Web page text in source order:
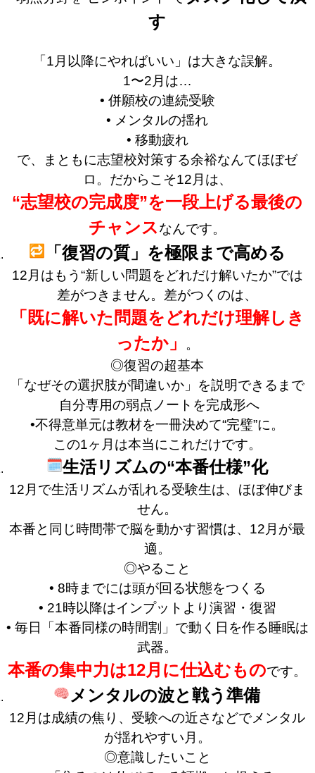
す
「1月以降にやればいい」は大きな誤解。
1〜2月は…
• 併願校の連続受験
• メンタルの揺れ
• 移動疲れ
で、まともに志望校対策する余裕なんてほぼゼ
ロ。だからこそ12月は、
“志望校の完成度”を一段上げる最後の
チャンスなんです。
「復習の質」を極限まで高める
12月はもう“新しい問題をどれだけ解いたか”では
差がつきません。差がつくのは、
「既に解いた問題をどれだけ理解しき
ったか」
。
◎復習の超基本
「なぜその選択肢が間違いか」を説明できるまで
自分専用の弱点ノートを完成形へ
•不得意単元は教材を一冊決めて“完璧”に。
この1ヶ月は本当にこれだけです。
生活リズムの“本番仕様”化
12月で生活リズムが乱れる受験生は、ほぼ伸びま
せん。
本番と同じ時間帯で脳を動かす習慣は、12月が最
適。
◎やること
• 8時までには頭が回る状態をつくる
• 21時以降はインプットより演習・復習
• 毎日「本番同様の時間割」で動く日を作る睡眠は
武器。
本番の集中力は12月に仕込むものです。
メンタルの波と戦う準備
12月は成績の焦り、受験への近さなどでメンタル
が揺れやすい月。
◎意識したいこと